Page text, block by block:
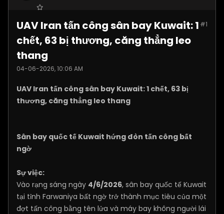
Posts: 5399 #1
UAV Iran tấn công sân bay Kuwait: 1
chết, 63 bị thương, căng thẳng leo
thang
04-06-2026, 10:06 AM
UAV Iran tấn công sân bay Kuwait: 1 chết, 63 bị
thương, căng thẳng leo thang
Sân bay quốc tế Kuwait hứng đòn tấn công bất
ngờ
Sự việc:
Vào rạng sáng ngày 4/6/2026, sân bay quốc tế Kuwait
tại tỉnh Farwaniya bất ngờ trở thành mục tiêu của một
đợt tấn công bằng tên lửa và máy bay không người lái